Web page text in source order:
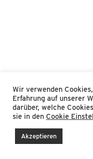
Wir verwenden
Erfahrung auf unserer
darüber, welche
sie in den Cookie
Akzeptieren